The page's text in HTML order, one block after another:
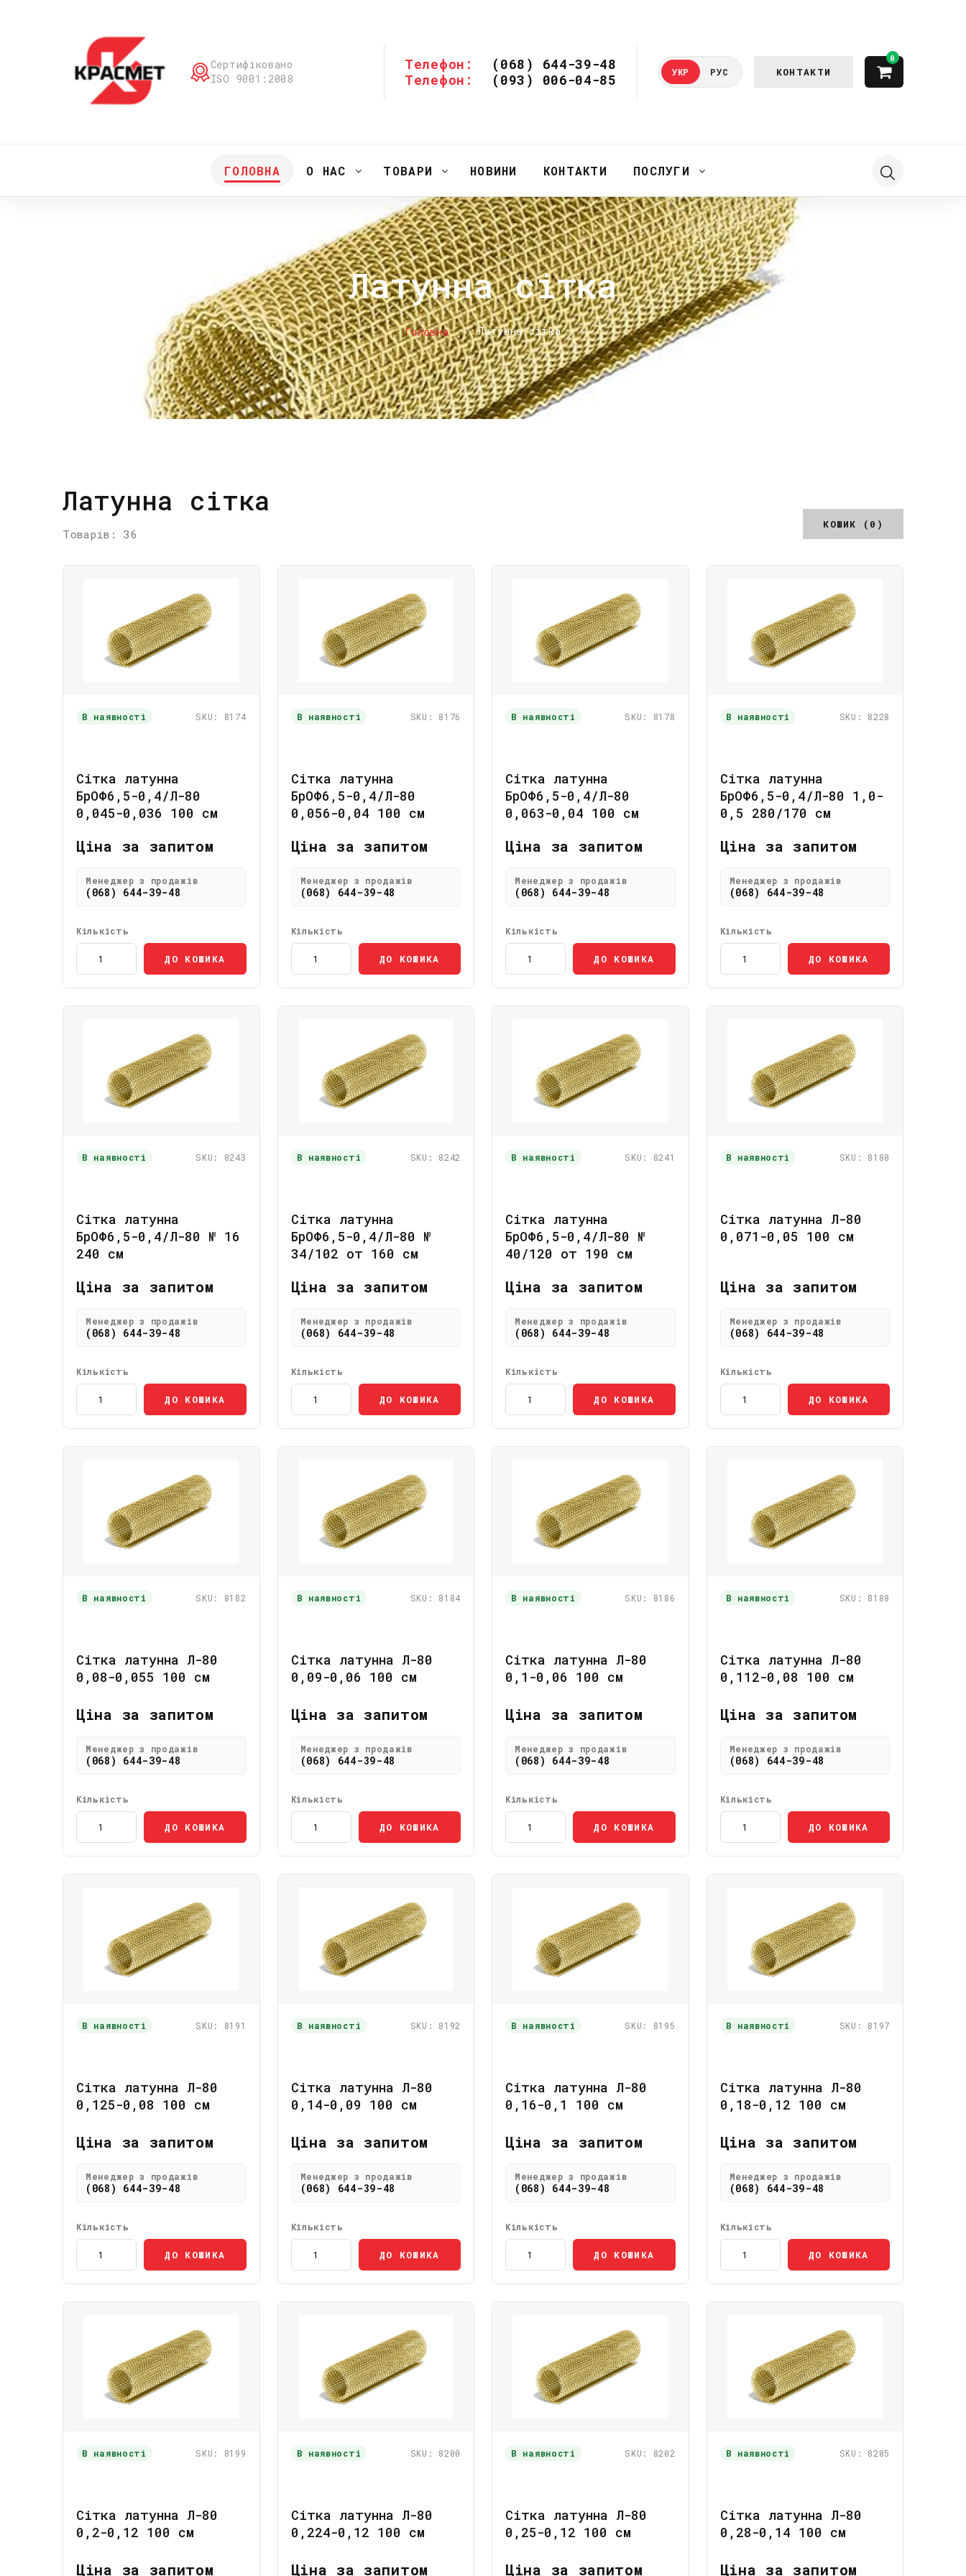
Сертифіковано
ISO 9001:2008
Телефон:
(068) 644-39-48
Телефон:
(093) 006-04-85 УКР РУС КОНТАКТИ
0
ГОЛОВНА О НАС ТОВАРИ НОВИНИ КОНТАКТИ ПОСЛУГИ
Латунна сітка
Головна Латунна сітка
Латунна сітка
Товарів: 36
КОШИК (0)
В наявності SKU: 8174
Сітка латунна
БрОФ6,5-0,4/Л-80
0,045-0,036 100 см
Ціна за запитом
Менеджер з продажів
(068) 644-39-48
Кількість
ДО КОШИКА
В наявності SKU: 8176
Сітка латунна
БрОФ6,5-0,4/Л-80
0,056-0,04 100 см
Ціна за запитом
Менеджер з продажів
(068) 644-39-48
Кількість
ДО КОШИКА
В наявності SKU: 8178
Сітка латунна
БрОФ6,5-0,4/Л-80
0,063-0,04 100 см
Ціна за запитом
Менеджер з продажів
(068) 644-39-48
Кількість
ДО КОШИКА
В наявності SKU: 8228
Сітка латунна
БрОФ6,5-0,4/Л-80 1,0-
0,5 280/170 см
Ціна за запитом
Менеджер з продажів
(068) 644-39-48
Кількість
ДО КОШИКА
В наявності SKU: 8243
Сітка латунна
БрОФ6,5-0,4/Л-80 № 16
240 см
Ціна за запитом
Менеджер з продажів
(068) 644-39-48
Кількість
ДО КОШИКА
В наявності SKU: 8242
Сітка латунна
БрОФ6,5-0,4/Л-80 №
34/102 от 160 см
Ціна за запитом
Менеджер з продажів
(068) 644-39-48
Кількість
ДО КОШИКА
В наявності SKU: 8241
Сітка латунна
БрОФ6,5-0,4/Л-80 №
40/120 от 190 см
Ціна за запитом
Менеджер з продажів
(068) 644-39-48
Кількість
ДО КОШИКА
В наявності SKU: 8180
Сітка латунна Л-80
0,071-0,05 100 см
Ціна за запитом
Менеджер з продажів
(068) 644-39-48
Кількість
ДО КОШИКА
В наявності SKU: 8182
Сітка латунна Л-80
0,08-0,055 100 см
Ціна за запитом
Менеджер з продажів
(068) 644-39-48
Кількість
ДО КОШИКА
В наявності SKU: 8184
Сітка латунна Л-80
0,09-0,06 100 см
Ціна за запитом
Менеджер з продажів
(068) 644-39-48
Кількість
ДО КОШИКА
В наявності SKU: 8186
Сітка латунна Л-80
0,1-0,06 100 см
Ціна за запитом
Менеджер з продажів
(068) 644-39-48
Кількість
ДО КОШИКА
В наявності SKU: 8188
Сітка латунна Л-80
0,112-0,08 100 см
Ціна за запитом
Менеджер з продажів
(068) 644-39-48
Кількість
ДО КОШИКА
В наявності SKU: 8191
Сітка латунна Л-80
0,125-0,08 100 см
Ціна за запитом
Менеджер з продажів
(068) 644-39-48
Кількість
ДО КОШИКА
В наявності SKU: 8192
Сітка латунна Л-80
0,14-0,09 100 см
Ціна за запитом
Менеджер з продажів
(068) 644-39-48
Кількість
ДО КОШИКА
В наявності SKU: 8195
Сітка латунна Л-80
0,16-0,1 100 см
Ціна за запитом
Менеджер з продажів
(068) 644-39-48
Кількість
ДО КОШИКА
В наявності SKU: 8197
Сітка латунна Л-80
0,18-0,12 100 см
Ціна за запитом
Менеджер з продажів
(068) 644-39-48
Кількість
ДО КОШИКА
В наявності SKU: 8199
Сітка латунна Л-80
0,2-0,12 100 см
Ціна за запитом
В наявності SKU: 8200
Сітка латунна Л-80
0,224-0,12 100 см
Ціна за запитом
В наявності SKU: 8202
Сітка латунна Л-80
0,25-0,12 100 см
Ціна за запитом
В наявності SKU: 8205
Сітка латунна Л-80
0,28-0,14 100 см
Ціна за запитом